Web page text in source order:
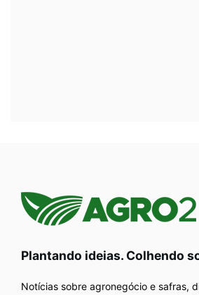
Plantando ideias. Colhendo
Notícias sobre agronegócio e safras,